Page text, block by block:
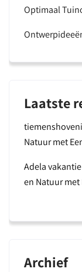
Optimaal
Laatste
Natuur met
Adela
en Natuur met
Archief